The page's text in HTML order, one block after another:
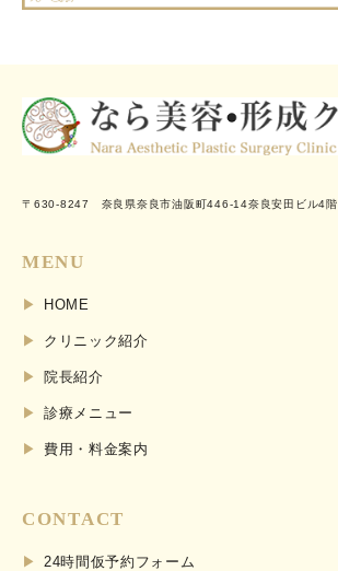
〒630-8247 奈良県奈良市油阪町446-14奈良安田ビル4階
MENU
HOME
クリニック紹介
院長紹介
診療メニュー
費用・料金案内
CONTACT
24時間仮予約フォーム